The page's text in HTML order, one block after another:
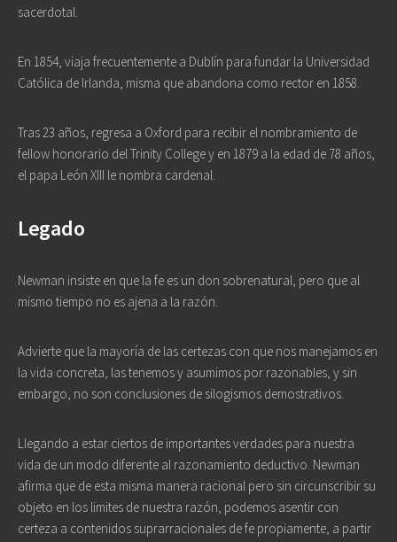
sacerdotal.
En 1854, viaja frecuentemente a Dublín para fundar la Universidad
Católica de Irlanda, misma que abandona como rector en 1858.
Tras 23 años, regresa a Oxford para recibir el nombramiento de
fellow honorario del Trinity College y en 1879 a la edad de 78 años,
el papa León XIII le nombra cardenal.
Legado
Newman insiste en que la fe es un don sobrenatural, pero que al
mismo tiempo no es ajena a la razón.
Advierte que la mayoría de las certezas con que nos manejamos en
la vida concreta, las tenemos y asumimos por razonables, y sin
embargo, no son conclusiones de silogismos demostrativos.
Llegando a estar ciertos de importantes verdades para nuestra
vida de un modo diferente al razonamiento deductivo. Newman
afirma que de esta misma manera racional pero sin circunscribir su
objeto en los limites de nuestra razón, podemos asentir con
certeza a contenidos suprarracionales de fe propiamente, a partir